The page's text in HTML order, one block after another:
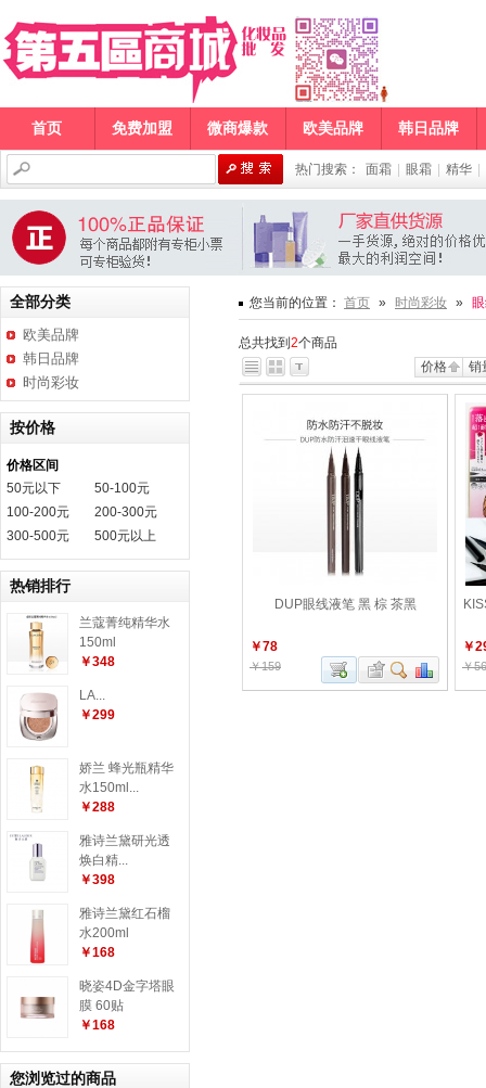
首页 免费加盟 微商爆款 欧美品牌 韩日品牌
热门搜索： 面霜 眼霜 精华
您当前的位置： 首页 » 时尚彩妆 »
总共找到 2个商品
价格
销
DUP眼线液笔 黑 棕 茶黑
￥78
￥159
￥
￥56
全部分类
欧美品牌
韩日品牌
时尚彩妆
按价格
价格区间
50元以下
50-100元
100-200元
200-300元
300-500元
500元以上
热销排行
兰蔻菁纯精华水
150ml
￥348
LA...
￥299
娇兰 蜂光瓶精华
水150ml...
￥288
雅诗兰黛研光透
焕白精...
￥398
雅诗兰黛红石榴
水200ml
￥168
晓姿4D金字塔眼
膜 60贴
￥168
您浏览过的商品